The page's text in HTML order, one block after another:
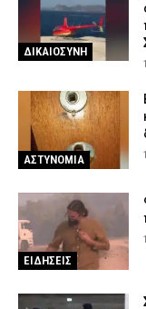
ΔΙΚΑΙΟΣΥΝΗ
ΑΣΤΥΝΟΜΙΑ
ΕΙΔΗΣΕΙΣ